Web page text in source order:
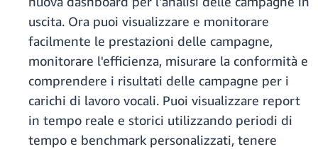
uscita. Ora puoi visualizzare e monitorare
facilmente le prestazioni delle campagne,
monitorare l'efficienza, misurare la conformità e
comprendere i risultati delle campagne per i
carichi di lavoro vocali. Puoi visualizzare report
in tempo reale e storici utilizzando periodi di
tempo e benchmark personalizzati, tenere